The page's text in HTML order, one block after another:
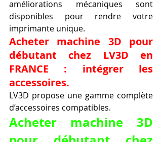
améliorations mécaniques sont
disponibles pour rendre votre
imprimante unique.
Acheter machine 3D pour
débutant chez LV3D en
FRANCE : intégrer les
accessoires.
LV3D propose une gamme complète
d’accessoires compatibles.
Acheter machine 3D